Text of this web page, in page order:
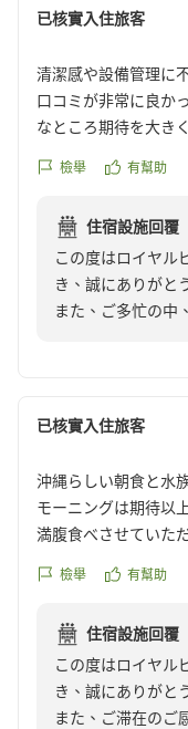
しみいただければ
また、期間限定で
ンとしたディナー
で、次回お越しの
ませ。
またお会いできま
ております。
宿泊課 担当
した。
夏休みでこの内容で
まま知られずにいた
また沖縄に行く時は
クチコミの詳細は
だけで時間が足り
お部屋をはじめ、
ン、お子様向けの
い、スタッフ一同
また、プールや卓
アクティビティも
くりのお手伝いが
ごしいただけるホ
また沖縄へお越
美ら海へお帰りく
スタッフ一同、心
宿泊課 担当
已核實入住旅客
清潔感や設備管理に
口コミが非常に良か
なところ期待を大き
建物が古いこと自体
目立ち、壁には血液
頼みのタコ足配線。
潔感や安全性に不安
合すると、ビジネス
チェックイン時には
初めて説明がありま
レスコードを指定す
ウェルカムドリンク
のような内容、かつ
程遠い印象でした。
檢舉 有幫助
住宿設施回覆
この度はロイヤル
き、誠にありがと
また、ご多忙の中
もかかわらず、ご
お部屋の清掃状況
ン時のご案内など
いただいたご意見
す。
一方で、フロント
言葉をいただきま
已核實入住旅客
沖縄らしい朝食と水
モーニングは期待以
満腹食べさせていた
です
https://
檢舉 有幫助
住宿設施回覆
この度はロイヤル
き、誠にありがと
また、ご滞在のご